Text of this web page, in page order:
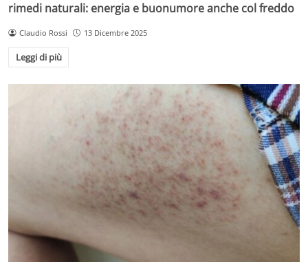
rimedi naturali: energia e buonumore anche col freddo
Claudio Rossi 13 Dicembre 2025
Leggi di più